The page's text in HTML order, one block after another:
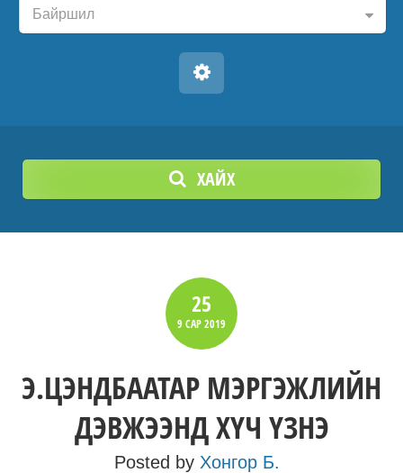
Байршил
ХАЙХ
25
9 САР2019
Э.ЦЭНДБААТАР МЭРГЭЖЛИЙН
ДЭВЖЭЭНД ХҮЧ ҮЗНЭ
Posted by Хонгор Б.